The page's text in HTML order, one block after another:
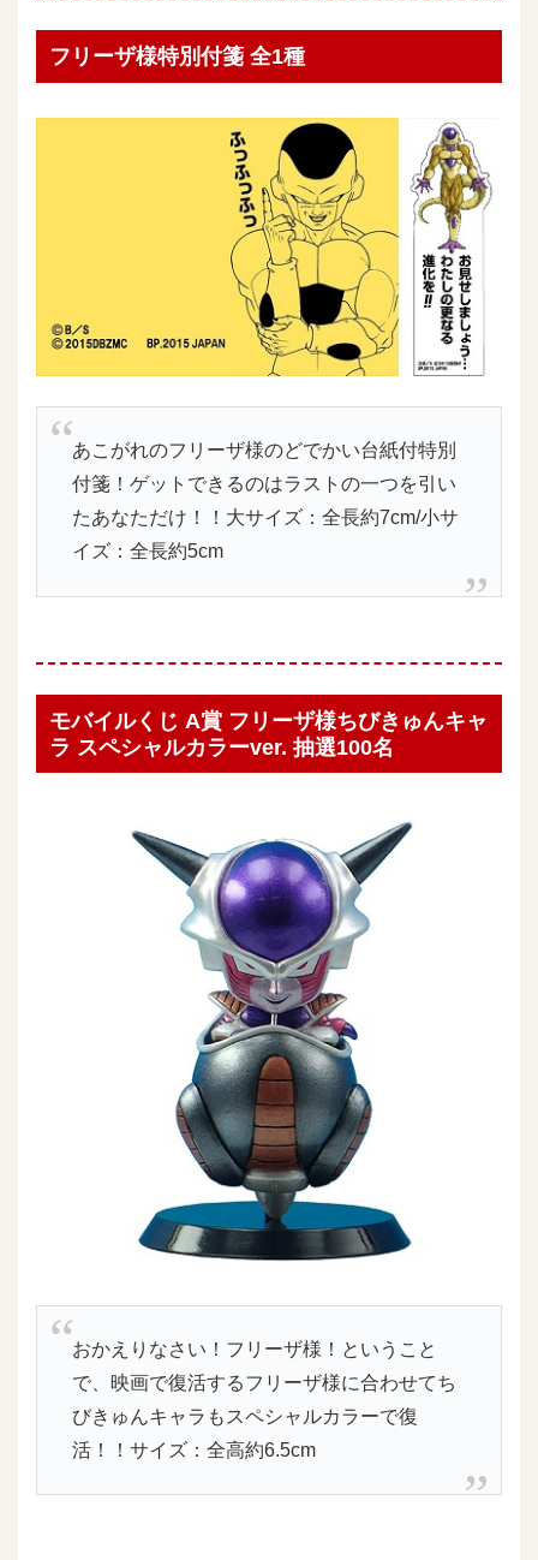
フリーザ様特別付箋 全1種
あこがれのフリーザ様のどでかい台紙付特別
付箋！ゲットできるのはラストの一つを引い
たあなただけ！！大サイズ：全長約7cm/小サ
イズ：全長約5cm
モバイルくじ A賞 フリーザ様ちびきゅんキャ
ラ スペシャルカラーver. 抽選100名
おかえりなさい！フリーザ様！ということ
で、映画で復活するフリーザ様に合わせてち
びきゅんキャラもスペシャルカラーで復
活！！サイズ：全高約6.5cm